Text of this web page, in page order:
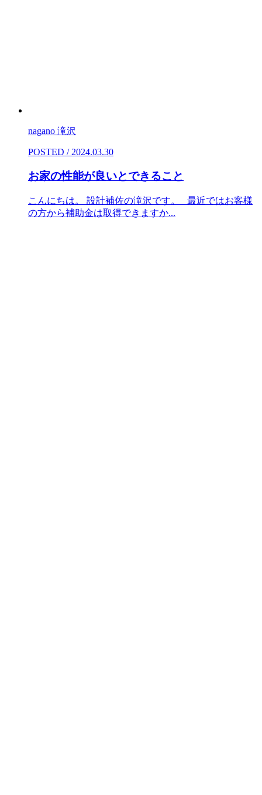
nagano 滝沢
POSTED / 2024.03.30
お家の性能が良いとできること
こんにちは。 設計補佐の滝沢です。 最近ではお客様
の方から補助金は取得できますか...